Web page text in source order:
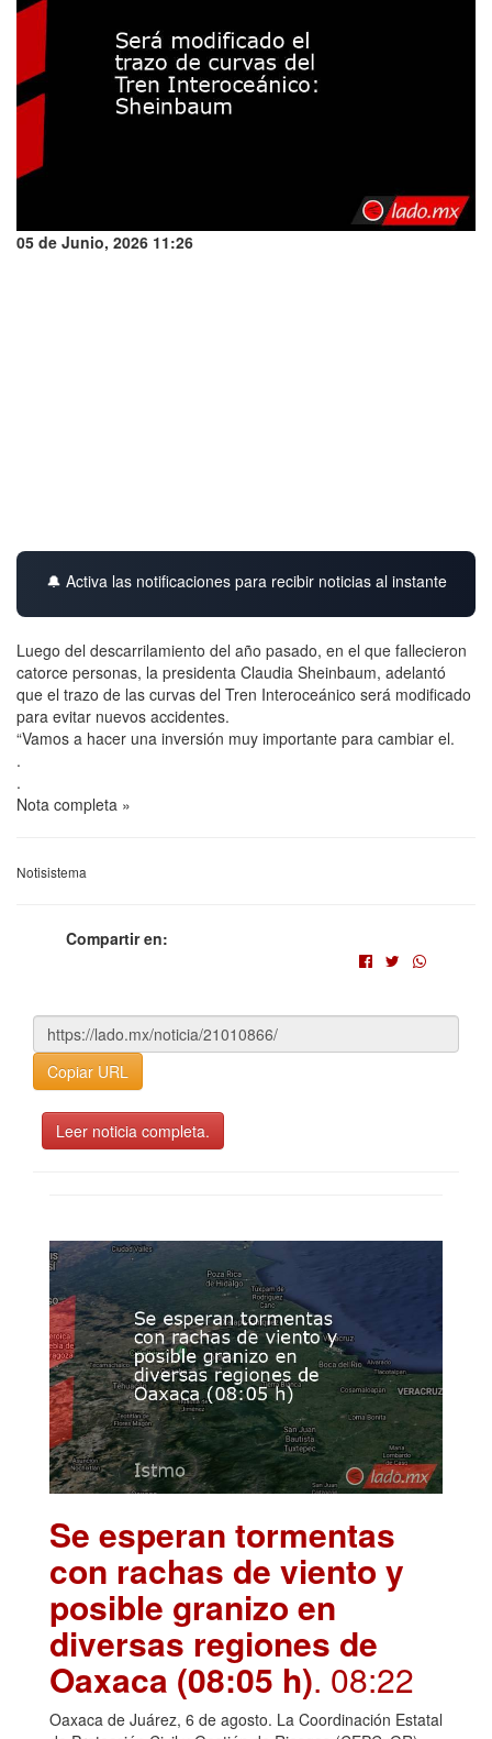
05 de Junio, 2026 11:26
🔔 Activa las notificaciones para recibir noticias al instante
Luego del descarrilamiento del año pasado, en el que fallecieron
catorce personas, la presidenta Claudia Sheinbaum, adelantó
que el trazo de las curvas del Tren Interoceánico será modificado
para evitar nuevos accidentes.
“Vamos a hacer una inversión muy importante para cambiar el.
.
.
Nota completa »
Notisistema
Compartir en:
Copiar URL
Leer noticia completa.
Se esperan tormentas
con rachas de viento y
posible granizo en
diversas regiones de
Oaxaca (08:05 h). 08:22
Oaxaca de Juárez, 6 de agosto. La Coordinación Estatal